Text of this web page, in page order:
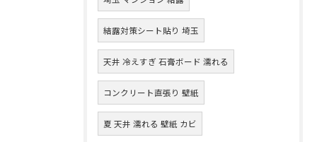
結露対策シート貼り 埼玉
天井 冷えすぎ 石膏ボード 濡れる
コンクリート直張り 壁紙
夏 天井 濡れる 壁紙 カビ